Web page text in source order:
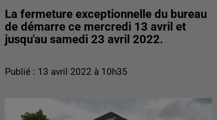
La fermeture exceptionnelle du bureau
de démarre ce mercredi 13 avril et
jusqu'au samedi 23 avril 2022.
Publié : 13 avril 2022 à 10h35